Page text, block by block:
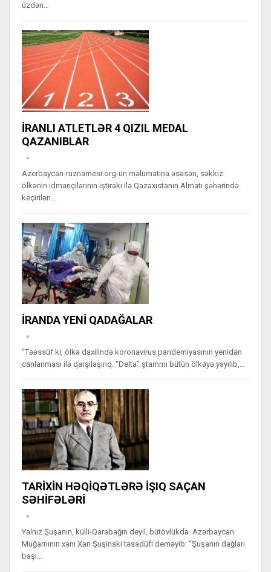
üzdən…
İRANLI ATLETLƏR 4 QIZIL MEDAL
QAZANIBLAR
Azerbaycan-ruznamesi.org-un məlumatına əsasən, səkkiz
ölkənin idmançılarının iştirakı ilə Qazaxıstanın Almatı şəhərində
keçirilən…
İRANDA YENİ QADAĞALAR
"Təəssüf ki, ölkə daxilində koronavirus pandemiyasının yenidən
canlanması ilə qarşılaşırıq. “Delta” ştammı bütün ölkəyə yayılıb,…
TARİXİN HƏQİQƏTLƏRƏ İŞIQ SAÇAN
SƏHİFƏLƏRİ
Yalnız Şuşanın, külli-Qarabağın deyil, bütövlükdə Azərbaycan
Muğamının xanı Xan Şuşinski təsadüfi deməyib: “Şuşanın dağları
başı…